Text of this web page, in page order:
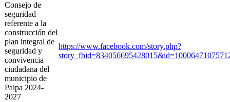
Consejo de
seguridad
referente a la
construcción del
plan integral de
seguridad y
convivencia
ciudadana del
municipio de
Paipa 2024-
2027
https://www.facebook.com/story.php?